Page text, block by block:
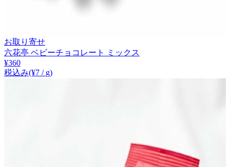
お取り寄せ
六花亭 ベビーチョコレート ミックス
¥360
税込み(¥7 / g)